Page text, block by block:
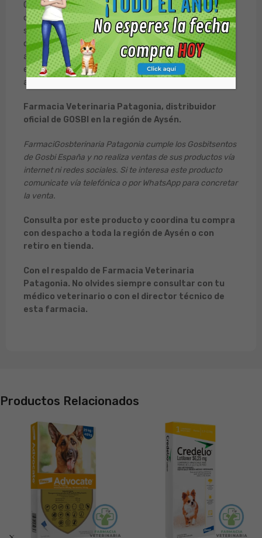
Ofrece los Gosbits como un premio para reforzar
conductas positivas durante el entrenamiento o
simplemente como una muestra de cariño. Recuerda
que los snacks son un complemento y deben ser
administrados con moderación para mantener una dieta
equilibrada.Nota Importante:
No fraccionar las barras
antes de ofrecerla a su mascota.
Farmacia Veterinaria Patagonia, distribuidor
oficial de GOSBI en la región de Aysén.
FarmaciGosbterinaria Patagonia cumple los Gosbitsentos
de Gosbi España y no realiza ventas de sus productos vía
internet ni redes sociales. Si te interesa este producto
comunicate vía telefónica o por WhatsApp para concretar
la venta.
Consulta por este producto y coordina tu compra
con despacho a toda la región de Aysén o con
retiro en tienda.
Con el respaldo de Farmacia Veterinaria
Patagonia. No olvides siempre consultar con tu
médico veterinario o con el director técnico de
esta farmacia.
Productos Relacionados